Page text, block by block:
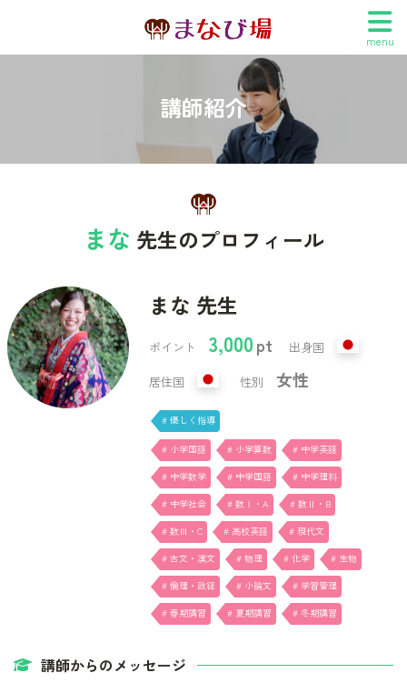
menu
講師紹介
まな 先生のプロフィール
まな 先生
ポイント 3,000pt
出身国
居住国
性別 女性
# 優しく指導
# 小学国語 # 小学算数
# 中学英語
# 中学数学
# 中学国語
# 中学理科
# 中学社会
# 数Ⅰ・A
# 数Ⅱ・B
# 数Ⅲ・C
# 高校英語
# 現代文
# 古文・漢文
# 物理 # 化学
# 生物
# 倫理・政経
# 小論文
# 学習管理
# 春期講習
# 夏期講習 # 冬期講習
講師からのメッセージ